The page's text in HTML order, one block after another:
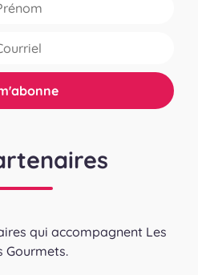
qui accompagnent Les
Gourmets.